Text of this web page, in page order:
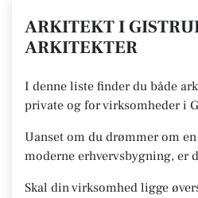
ARKITEKT I
ARKITEKTER
I denne liste finder du både
private og for virksomheder i
Uanset om du drømmer om
moderne erhvervsbygning, er
Skal din virksomhed ligge